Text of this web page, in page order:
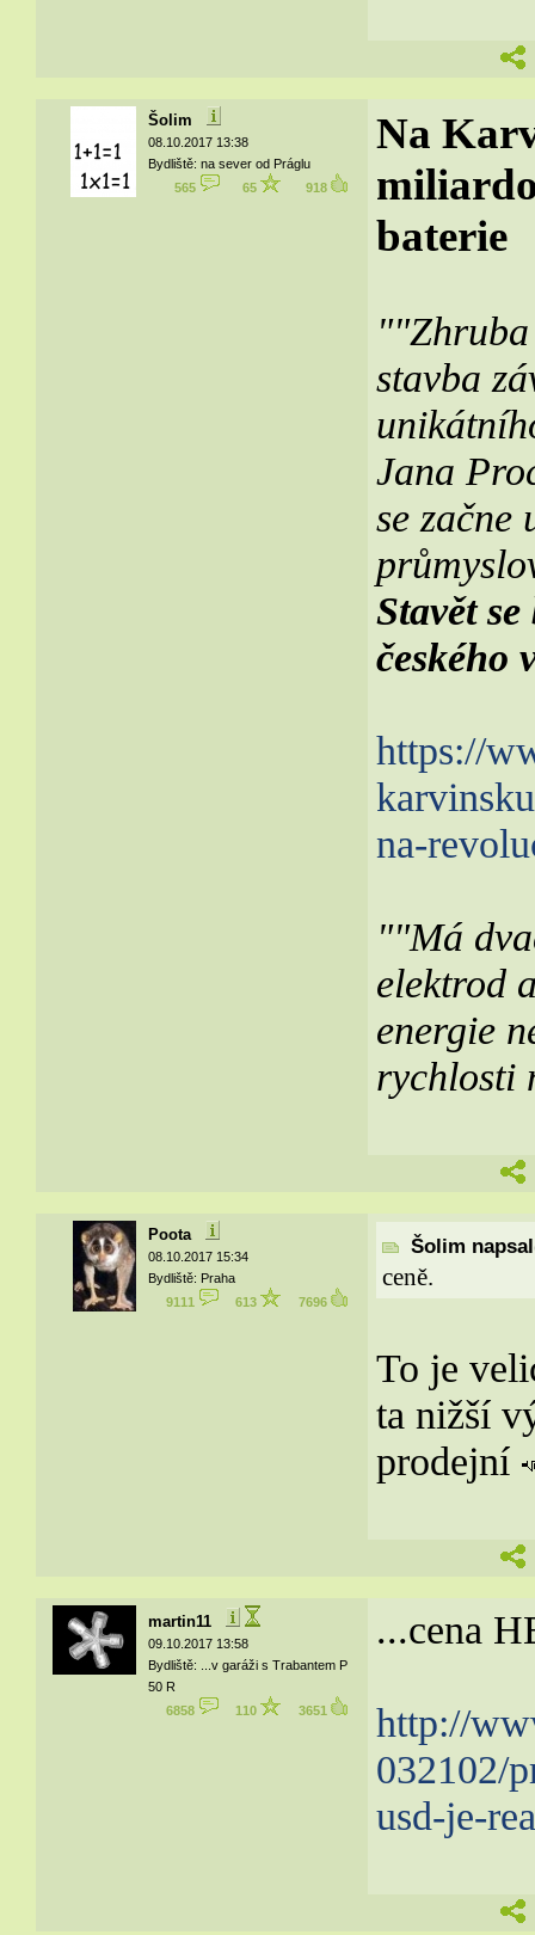
Šolim
08.10.2017 13:38
Bydliště: na sever od Práglu
565
65 918
Na
baterie
stavba
Jana
se začne
Stavět
českého
https://
na-
""Má
elektrod
energie
rychlosti
Poota
08.10.2017 15:34
Bydliště: Praha
9111
613 7696
Šolim
ceně.
To je
ta nižší
prodejní
martin11
09.10.2017 13:58
Bydliště: ...v garáži s Trabantem P
50 R
6858
110 3651
...cena
http://
032102/
usd-je-